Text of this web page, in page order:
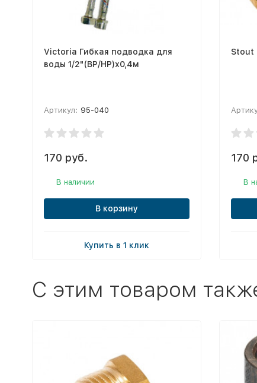
Victoria Гибкая подводка для
воды 1/2"(ВР/НР)х0,4м
Артикул: 95-040
170 руб.
В наличии
В корзину
Купить в 1 клик
Stout
170
В
C этим товаром